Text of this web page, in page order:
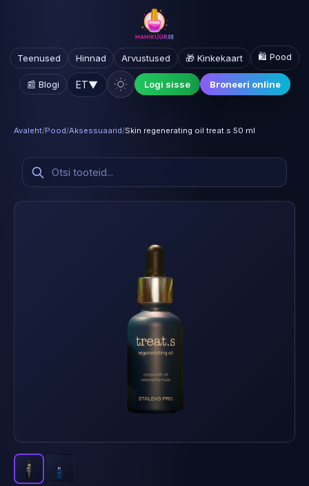
Teenused Hinnad Arvustused 🎁 Kinkekaart 🛍️ Pood
📰 Blogi ET▼ Logi sisse Broneeri online
Avaleht/Pood/Aksessuaarid/Skin regenerating oil treat.s 50 ml